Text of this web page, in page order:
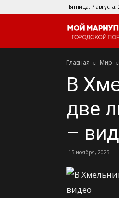
Пятница, 7 августа,
Главная Мир
В
две
–
15 ноября, 2025